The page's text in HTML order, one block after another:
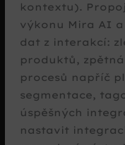
kontextu).
výkonu Mira AI
dat z interakcí:
produktů,
procesů napříč
segmentace,
úspěšných
nastavit